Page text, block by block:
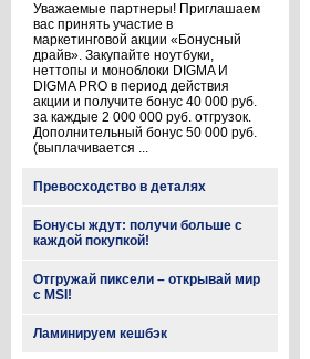
Уважаемые партнеры! Приглашаем
вас принять участие в
маркетинговой акции «Бонусный
драйв». Закупайте ноутбуки,
неттопы и моноблоки DIGMA И
DIGMA PRO в период действия
акции и получите бонус 40 000 руб.
за каждые 2 000 000 руб. отгрузок.
Дополнительный бонус 50 000 руб.
(выплачивается ...
Превосходство в деталях
Бонусы ждут: получи больше с
каждой покупкой!
Отгружай пиксели – открывай мир
с MSI!
Ламинируем кешбэк